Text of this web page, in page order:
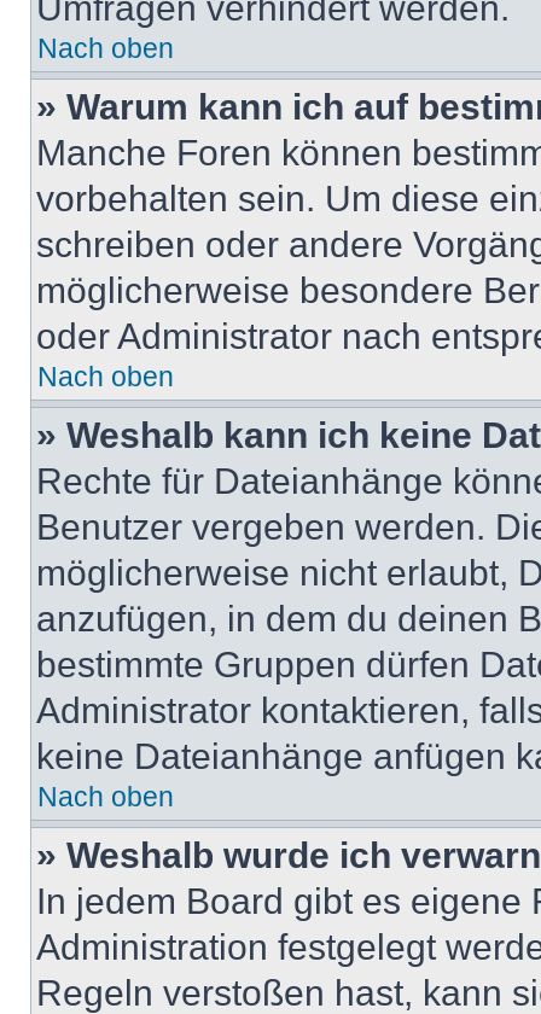
Nach oben
» Warum kann ich auf
Manche Foren können
vorbehalten sein. Um diese
schreiben oder andere
möglicherweise besondere
oder Administrator nach
Nach oben
» Weshalb kann ich keine
Rechte für Dateianhänge
Benutzer vergeben werden.
möglicherweise nicht erlaubt,
anzufügen, in dem du deinen
bestimmte Gruppen dürfen
Administrator kontaktieren,
keine Dateianhänge anfügen
Nach oben
» Weshalb wurde ich
In jedem Board gibt es
Administration festgelegt
Regeln verstoßen hast, kann